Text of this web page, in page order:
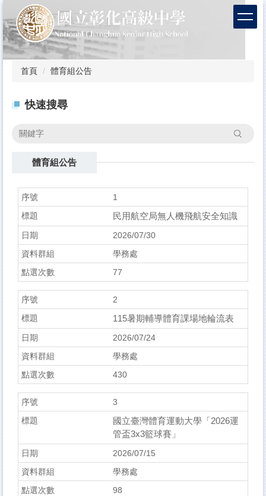
到
主
要
內
首頁 體育組公告
快速搜尋
搜尋
體育組公告
1
民用航空局無人機飛航安全知識
2026/07/30
學務處
77
2
115暑期輔導體育課場地輪流表
2026/07/24
學務處
430
3
國立臺灣體育運動大學「2026運
管盃3x3籃球賽」
2026/07/15
學務處
98